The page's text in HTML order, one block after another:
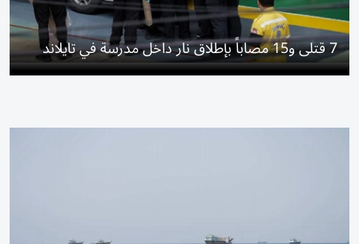
7 قتلى و15 مصاباً بإطلاق نار داخل مدرسة في تايلاند